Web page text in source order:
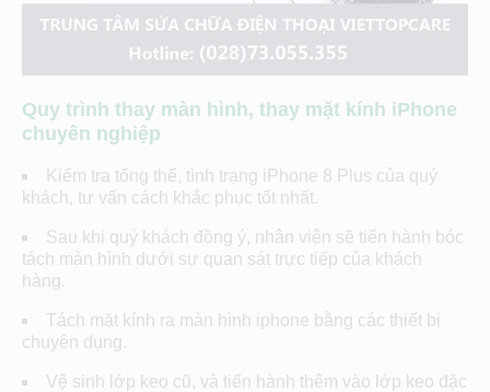
Quy trình thay màn hình, thay mặt kính iPhone
chuyên nghiệp
Kiểm tra tổng thể, tình trạng iPhone 8 Plus của quý
khách, tư vấn cách khắc phục tốt nhất.
Sau khi quý khách đồng ý, nhân viên sẽ tiến hành bóc
tách màn hình dưới sự quan sát trực tiếp của khách
hàng.
Tách mặt kính ra màn hình iphone bằng các thiết bị
chuyên dụng.
Vệ sinh lớp keo cũ, và tiến hành thêm vào lớp keo đặc